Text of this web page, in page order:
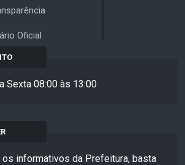
Oficial
Sexta 08:00 às 13:00
os informativos da Prefeitura, basta